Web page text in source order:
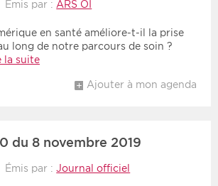
Émis par : ARS OI
en santé améliore-t-il la prise
long de notre parcours de soin ?
la suite
Ajouter à mon agenda
du 8 novembre 2019
Émis par :Journal officiel